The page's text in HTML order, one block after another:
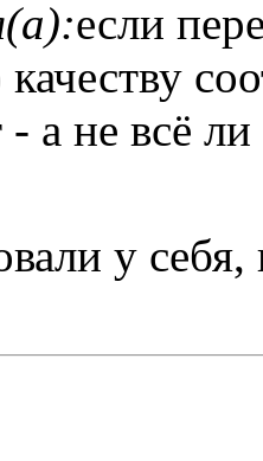
если
- а не всё
у себя,